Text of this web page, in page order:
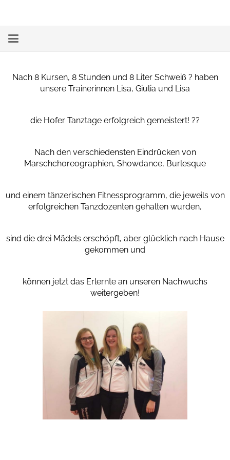
Nach 8 Kursen, 8 Stunden und 8 Liter Schweiß ? haben
unsere Trainerinnen Lisa, Giulia und Lisa
die Hofer Tanztage erfolgreich gemeistert! ??
Nach den verschiedensten Eindrücken von
Marschchoreographien, Showdance, Burlesque
und einem tänzerischen Fitnessprogramm, die jeweils von
erfolgreichen Tanzdozenten gehalten wurden,
sind die drei Mädels erschöpft, aber glücklich nach Hause
gekommen und
können jetzt das Erlernte an unseren Nachwuchs
weitergeben!